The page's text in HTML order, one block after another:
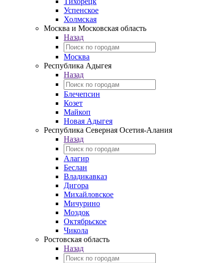
Успенское
Холмская
Москва и Московская область
Назад
Москва
Республика Адыгея
Назад
Блечепсин
Козет
Майкоп
Новая Адыгея
Республика Северная Осетия-Алания
Назад
Алагир
Беслан
Владикавказ
Дигора
Михайловское
Мичурино
Моздок
Октябрьское
Чикола
Ростовская область
Назад